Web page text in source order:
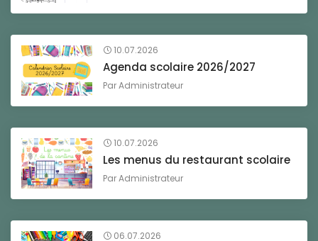
10.07.2026
Agenda scolaire 2026/2027
ParAdministrateur
10.07.2026
Les menus du restaurant scolaire
ParAdministrateur
06.07.2026